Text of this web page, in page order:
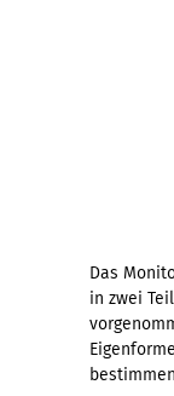
Das
in zwei